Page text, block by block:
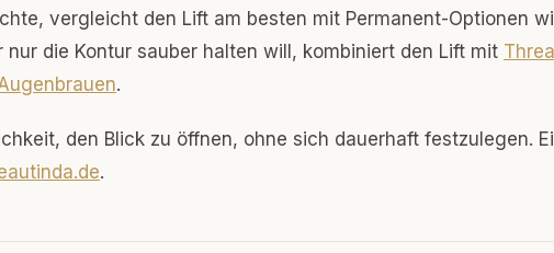
vergleicht den Lift am besten mit Permanent-Optionen
nur die Kontur sauber halten will, kombiniert den Lift mit
.
den Blick zu öffnen, ohne sich dauerhaft festzulegen.
.